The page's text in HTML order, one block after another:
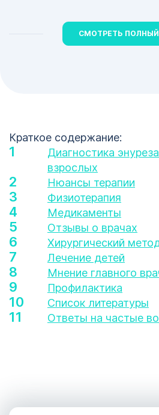
СМОТРЕТЬ
Краткое содержание:
Диагностика
взрослых
Нюансы терапии
Физиотерапия
Медикаменты
Отзывы о врачах
Хирургический
Лечение детей
Мнение главного
Профилактика
Список литературы
Ответы на частые